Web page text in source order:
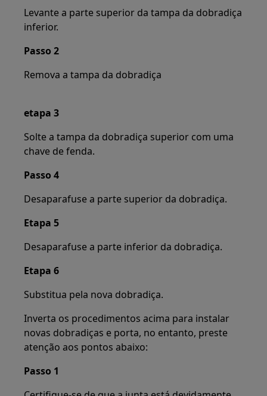
Levante a parte superior da tampa da dobradiça
inferior.
Passo 2
Remova a tampa da dobradiça
etapa 3
Solte a tampa da dobradiça superior com uma
chave de fenda.
Passo 4
Desaparafuse a parte superior da dobradiça.
Etapa 5
Desaparafuse a parte inferior da dobradiça.
Etapa 6
Substitua pela nova dobradiça.
Inverta os procedimentos acima para instalar
novas dobradiças e porta, no entanto, preste
atenção aos pontos abaixo:
Passo 1